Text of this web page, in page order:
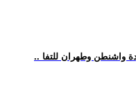
واشنطن وطهران للتفا